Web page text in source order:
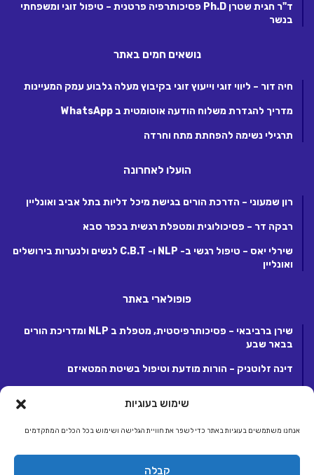
שימוש בעוגיות
אנחנו משתמשים בעוגיות באתר כדי לשפר את חוויית הגלישה ושימוש בכל הכלים המתקדמים
קבלה
ד"ר חגית שטרן Ph.D פסיכותרפיה פרטנית – טיפול זוגי ומשפחתי
בנשר
נושאים חמים באתר
חיה דור – ליווי זוגי וייעוץ זוגי בקיבוץ מעלה גלבוע עמק המעיינות
מדריך להגדרת משלוח הודעה אוטומטית ב WhatsApp
תרגילי נשימה להפחתת מתח וחרדה
הועלו לאחרונה
רון שמעוני – הדרכת הורים בגישת מיכל דליות בתל אביב ואונליין
רבקה דר – פסיכולוגית ומטפלת רגשית בכפר סבא
שירלי יאס – טיפול רגשי ב- NLP ו- C.B.T לנשים ולנערות בירושלים
ואונליין
פופולארי באתר
שירן ברביבאי – פסיכותרפיסטית, מטפלת ב NLP ומדריכת הורים
בבאר שבע
דינה זלוטניק – הורות מודעת וטיפול בשיטת המטאיזם
מפעילת קבוצת אתרי אלטרנטיבלי |